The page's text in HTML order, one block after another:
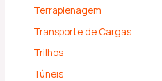
Terraplenagem
Transporte de Cargas
Trilhos
Túneis